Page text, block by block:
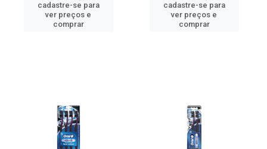
cadastre-se para
ver preços e
comprar
cadastre-se para
ver preços e
comprar